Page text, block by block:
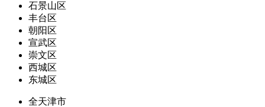
石景山区
丰台区
朝阳区
宣武区
崇文区
西城区
东城区
全天津市